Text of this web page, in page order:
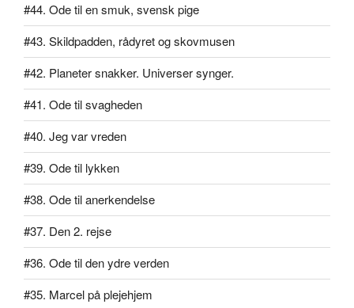
#44. Ode til en smuk, svensk pige
#43. Skildpadden, rådyret og skovmusen
#42. Planeter snakker. Universer synger.
#41. Ode til svagheden
#40. Jeg var vreden
#39. Ode til lykken
#38. Ode til anerkendelse
#37. Den 2. rejse
#36. Ode til den ydre verden
#35. Marcel på plejehjem